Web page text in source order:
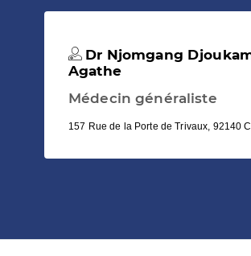
Dr Njomgang
Agathe
Médecin généraliste
157 Rue de la Porte de Trivaux, 92140